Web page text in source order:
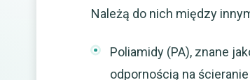
Należą do nich między
Poliamidy (PA), znane
odpornością na